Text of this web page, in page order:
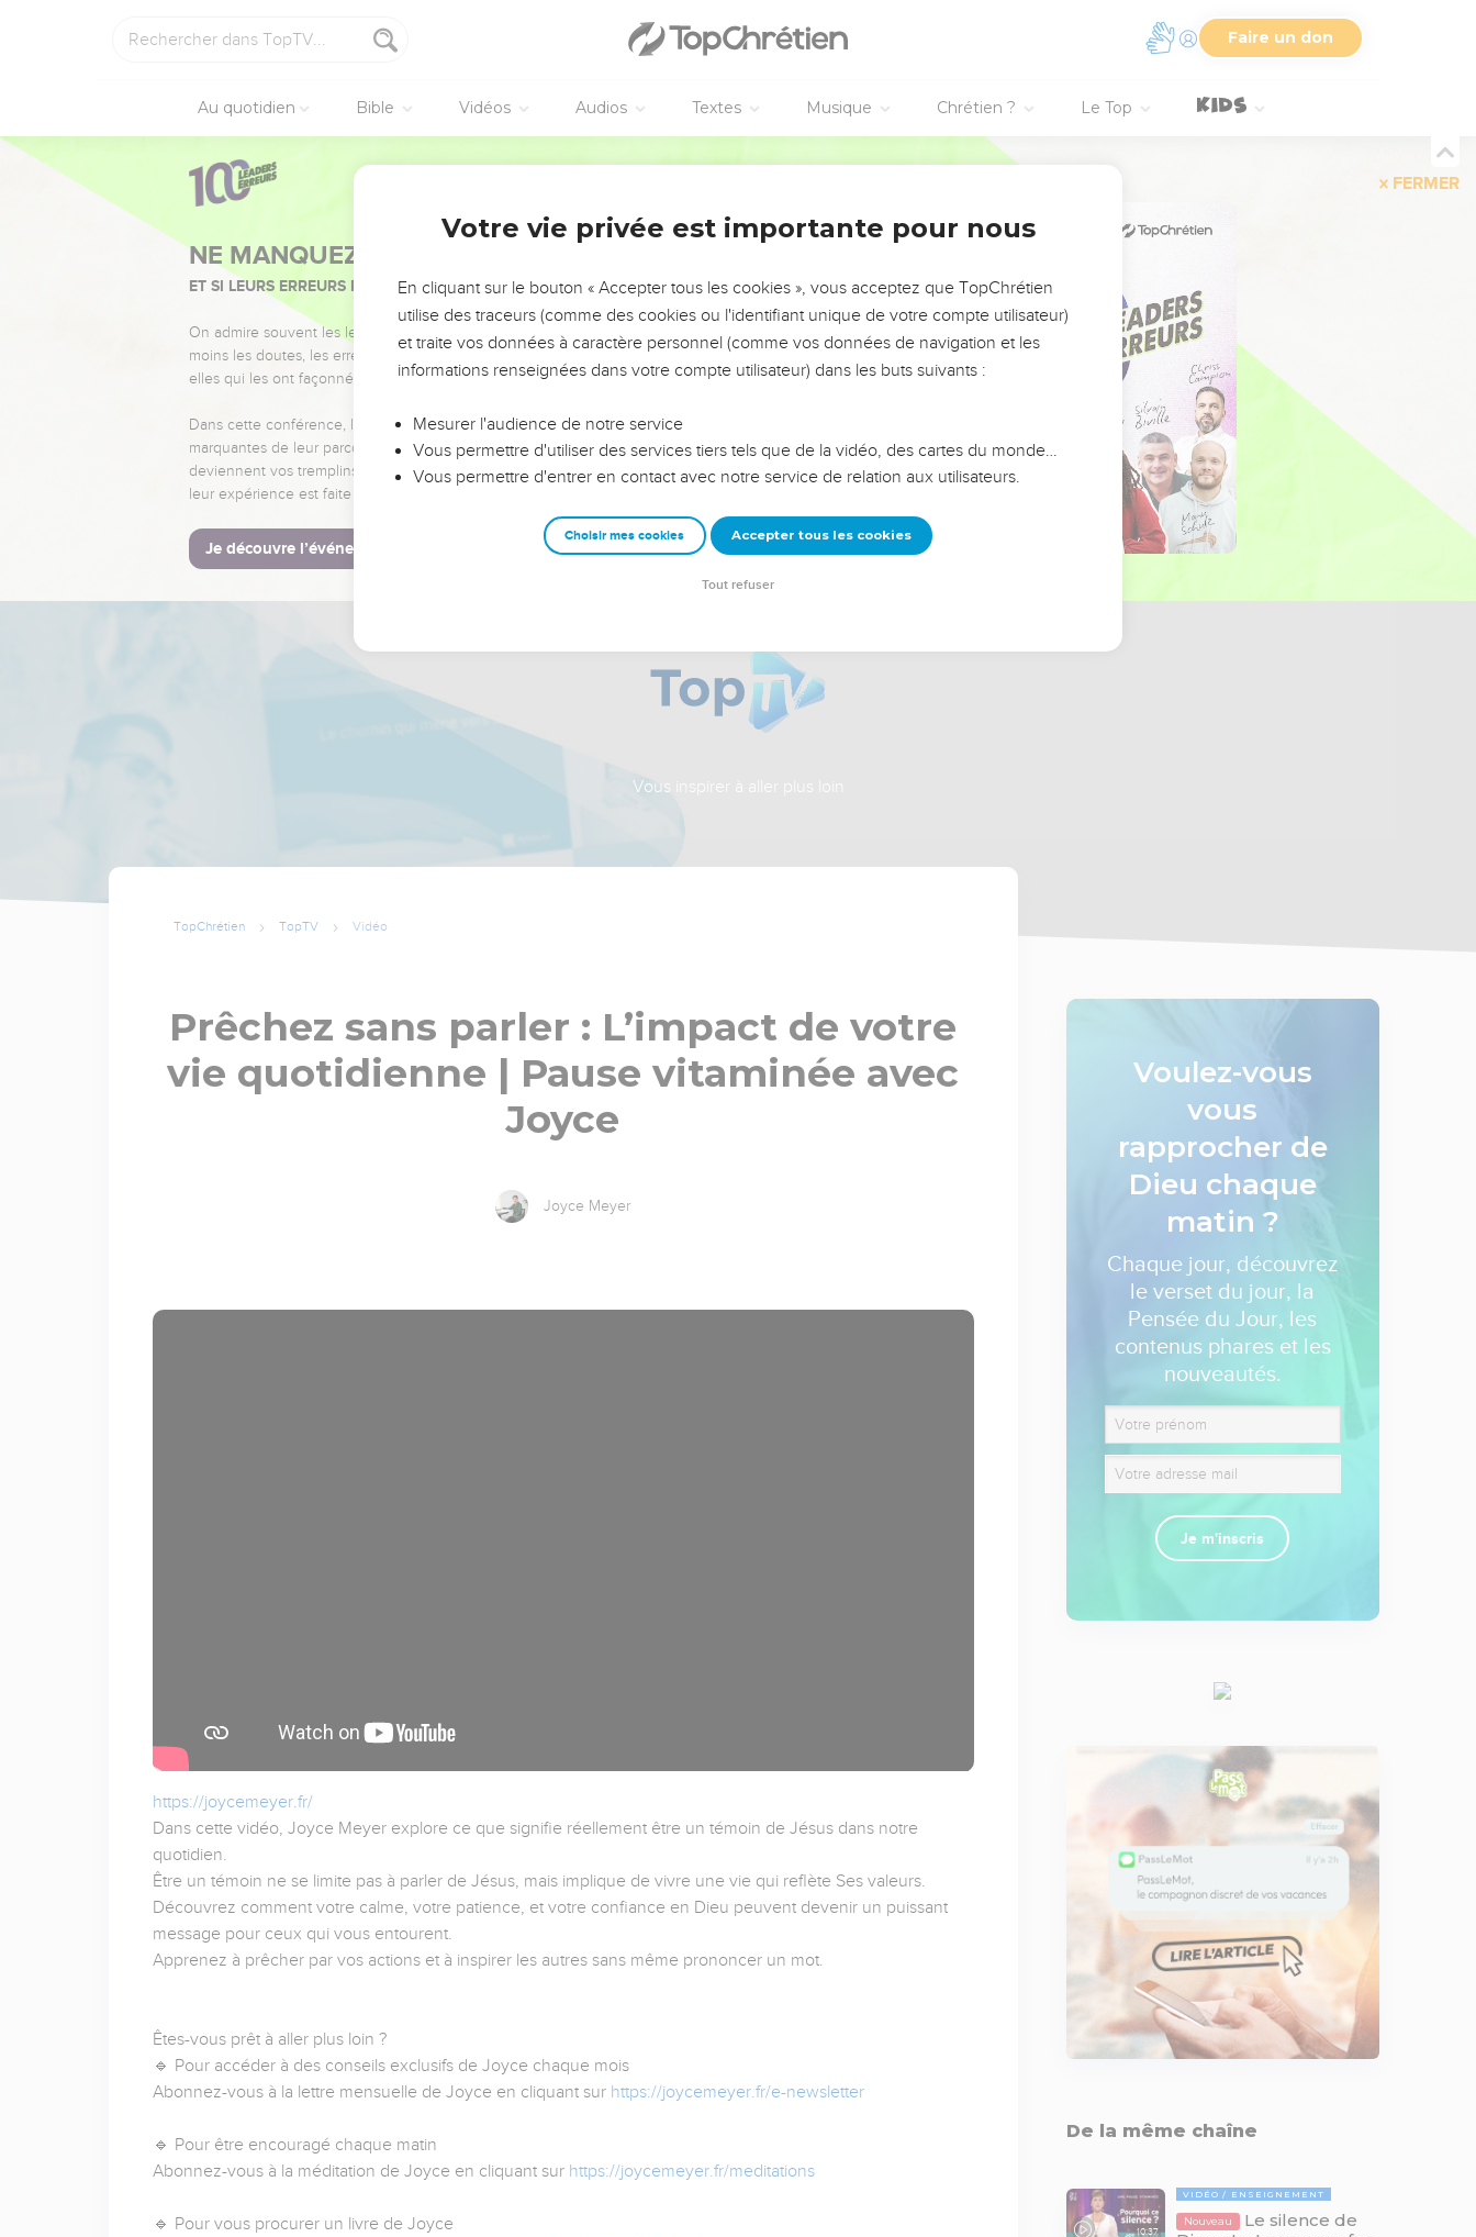
Faire un don
Au quotidien Bible Vidéos Audios Textes Musique Chrétien ? Le Top
FERMER
NE MANQUEZ PAS L’ÉVÉNEMENT DE L’ANNÉE !
ET SI LEURS ERREURS POUVAIENT VOUS ÉVITER LES VOTRES ?
On admire souvent les leaders pour leurs réussites, leur impact, leur foi ou leur vision. Mais on voit
moins les doutes, les erreurs et les saisons difficiles qu'ils ont traversés, alors même que ce sont
elles qui les ont façonnés.
Dans cette conférence, leaders, entrepreneurs, et responsables reviennent sur les erreurs
marquantes de leur parcours et les clés pour avancer avec plus de sagesse afin que leurs erreurs
deviennent vos tremplins. Que vous guidiez un ministère, une équipe, un groupe ou une famille,
leur expérience est faite pour vous.
Je découvre l’événement
Vous inspirer à aller plus loin
TopChrétien TopTV Vidéo
Prêchez sans parler : L’impact de votre
vie quotidienne | Pause vitaminée avec
Joyce
Joyce Meyer
https://joycemeyer.fr/
Dans cette vidéo, Joyce Meyer explore ce que signifie réellement être un témoin de Jésus dans notre
quotidien.
Être un témoin ne se limite pas à parler de Jésus, mais implique de vivre une vie qui reflète Ses valeurs.
Découvrez comment votre calme, votre patience, et votre confiance en Dieu peuvent devenir un puissant
message pour ceux qui vous entourent.
Apprenez à prêcher par vos actions et à inspirer les autres sans même prononcer un mot.
Êtes-vous prêt à aller plus loin ?
🔹 Pour accéder à des conseils exclusifs de Joyce chaque mois
Abonnez-vous à la lettre mensuelle de Joyce en cliquant sur https://joycemeyer.fr/e-newsletter
🔹 Pour être encouragé chaque matin
Abonnez-vous à la méditation de Joyce en cliquant sur https://joycemeyer.fr/meditations
🔹 Pour vous procurer un livre de Joyce
Voulez-vous
vous
rapprocher de
Dieu chaque
matin ?
Chaque jour, découvrez
le verset du jour, la
Pensée du Jour, les
contenus phares et les
nouveautés.
Je m'inscris
De la même chaîne
10:37
VIDÉO ENSEIGNEMENT
Nouveau
Le silence de
Votre vie privée est importante pour nous
En cliquant sur le bouton « Accepter tous les cookies », vous acceptez que TopChrétien
utilise des traceurs (comme des cookies ou l'identifiant unique de votre compte utilisateur)
et traite vos données à caractère personnel (comme vos données de navigation et les
informations renseignées dans votre compte utilisateur) dans les buts suivants :
Mesurer l'audience de notre service
Vous permettre d'utiliser des services tiers tels que de la vidéo, des cartes du monde…
Vous permettre d'entrer en contact avec notre service de relation aux utilisateurs.
Choisir mes cookies Accepter tous les cookies
Tout refuser